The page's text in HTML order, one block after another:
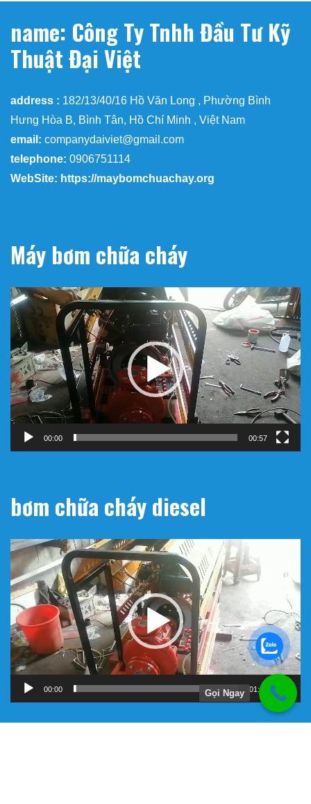
name: Công Ty Tnhh Đầu Tư Kỹ
Thuật Đại Việt
address : 182/13/40/16 Hồ Văn Long , Phường Bình
Hưng Hòa B, Bình Tân, Hồ Chí Minh , Việt Nam
email: companydaiviet@gmail.com
telephone: 0906751114
WebSite: https://maybomchuachay.org
Máy bơm chữa cháy
Trình
chơi
Video
00:00 00:57
bơm chữa cháy diesel
Trình
chơi
Video
00:00 01:11
Gọi Ngay